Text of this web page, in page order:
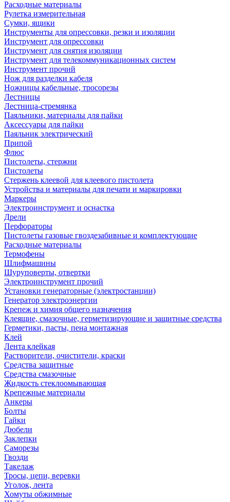
Расходные материалы
Рулетка измерительная
Сумки, ящики
Инструменты для опрессовки, резки и изоляции
Инструмент для опрессовки
Инструмент для снятия изоляции
Инструмент для телекоммуникационных систем
Инструмент прочий
Нож для разделки кабеля
Ножницы кабельные, тросорезы
Лестницы
Лестница-стремянка
Паяльники, материалы для пайки
Аксессуары для пайки
Паяльник электрический
Припой
Флюс
Пистолеты, стержни
Пистолеты
Стержень клеевой для клеевого пистолета
Устройства и материалы для печати и маркировки
Маркеры
Электроинструмент и оснастка
Дрели
Перфораторы
Пистолеты газовые гвоздезабивные и комплектующие
Расходные материалы
Термофены
Шлифмашины
Шуруповерты, отвертки
Электроинструмент прочий
Установки генераторные (электростанции)
Генератор электроэнергии
Крепеж и химия общего назначения
Клеящие, смазочные, герметизирующие и защитные средства
Герметики, пасты, пена монтажная
Клей
Лента клейкая
Растворители, очистители, краски
Средства защитные
Средства смазочные
Жидкость стеклоомывающая
Крепежные материалы
Анкеры
Болты
Гайки
Дюбели
Заклепки
Саморезы
Гвозди
Такелаж
Тросы, цепи, веревки
Уголок, лента
Хомуты обжимные